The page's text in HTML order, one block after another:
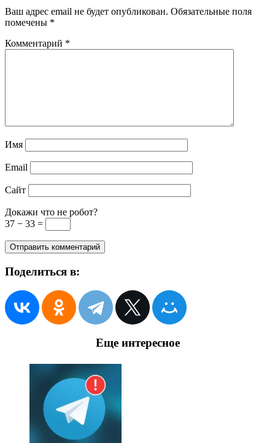
Ваш адрес email не будет опубликован. Обязательные поля
помечены *
Комментарий *
Имя
Email
Сайт
Докажи что не робот?
37 − 33 =
Поделиться в:
Еще интересное